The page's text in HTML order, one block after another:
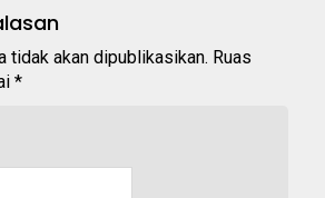
tidak akan dipublikasikan. Ruas
*